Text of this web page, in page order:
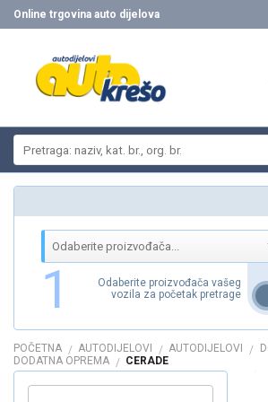
Skip
to
Online trgovina auto dijelova
1
Odaberite proizvođača vašeg
vozila za početak pretrage
POČETNA / AUTODIJELOVI / AUTODIJELOVI /
DODATNA OPREMA / CERADE